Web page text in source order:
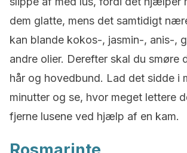
dem glatte, mens det samtidigt
kan blande kokos-, jasmin-, anis-,
andre olier. Derefter skal du smøre
hår og hovedbund. Lad det sidde i
minutter og se, hvor meget lettere
fjerne lusene ved hjælp af en kam.